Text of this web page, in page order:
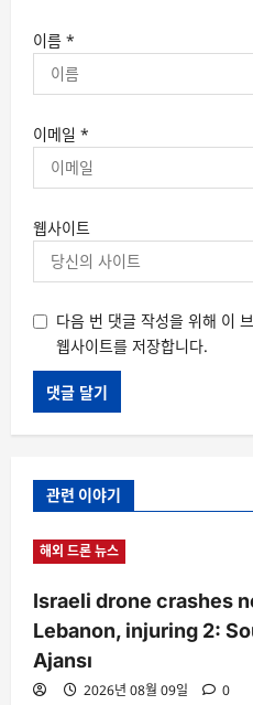
이름 *
이메일 *
웹사이트
다음 번 댓글 작성을 위해 이
웹사이트를 저장합니다.
관련 이야기
해외 드론 뉴스
Israeli drone crashes
Lebanon, injuring 2:
Ajansı
2026년 08월 09일 0